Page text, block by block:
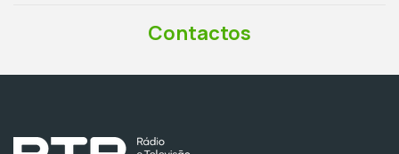
Contactos